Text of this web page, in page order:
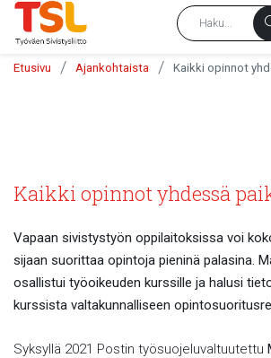
Etusivu / Ajankohtaista /
Kaikki opinnot yhdessä
Vapaan sivistystyön oppilaitoksissa voi
sijaan suorittaa opintoja pieninä palasina.
osallistui työoikeuden kurssille ja halusi
kurssista valtakunnalliseen
Syksyllä 2021 Postin työsuojeluvaltuutettu